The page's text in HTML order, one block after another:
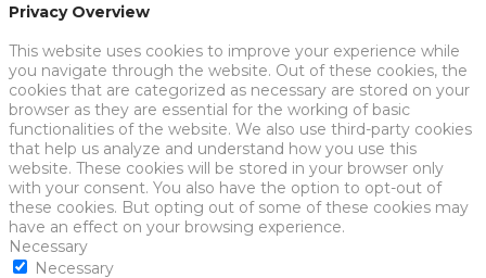
Privacy Overview
This website uses cookies to improve your experience while
you navigate through the website. Out of these cookies, the
cookies that are categorized as necessary are stored on your
browser as they are essential for the working of basic
functionalities of the website. We also use third-party cookies
that help us analyze and understand how you use this
website. These cookies will be stored in your browser only
with your consent. You also have the option to opt-out of
these cookies. But opting out of some of these cookies may
have an effect on your browsing experience.
Necessary
Necessary